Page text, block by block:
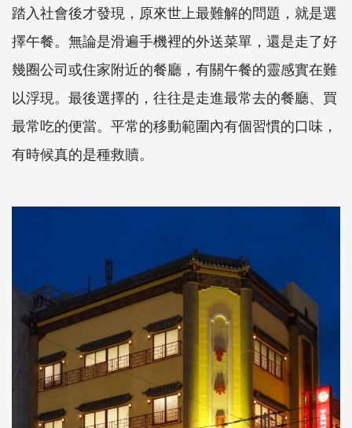
踏入社會後才發現，原來世上最難解的問題，就是選
擇午餐。無論是滑遍手機裡的外送菜單，還是走了好
幾圈公司或住家附近的餐廳，有關午餐的靈感實在難
以浮現。最後選擇的，往往是走進最常去的餐廳、買
最常吃的便當。平常的移動範圍內有個習慣的口味，
有時候真的是種救贖。